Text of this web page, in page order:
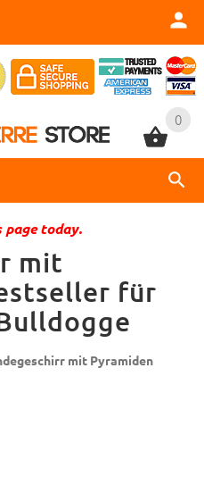
0
0
today.
mit
für
mit Pyramiden